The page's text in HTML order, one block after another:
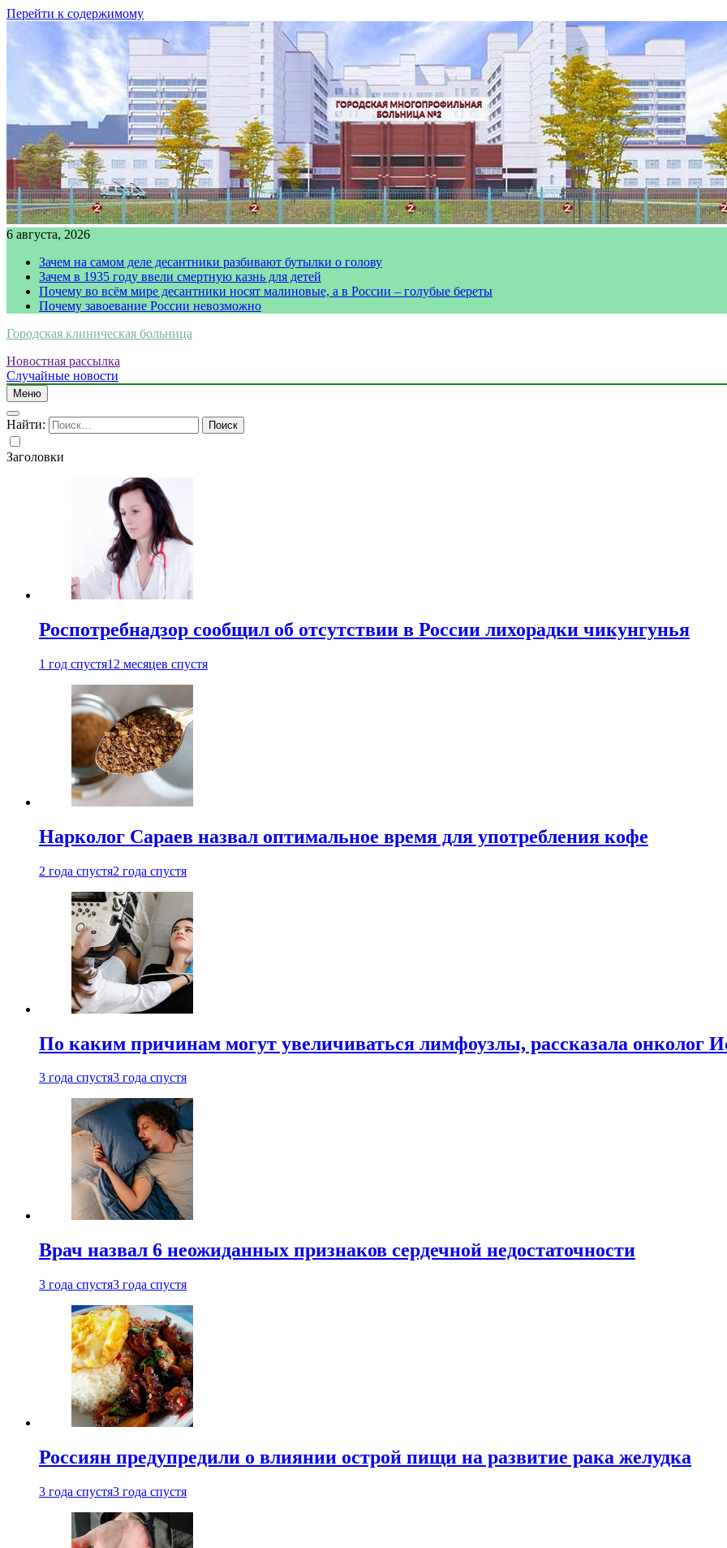
Перейти к содержимому
6 августа, 2026
Зачем на самом деле десантники разбивают бутылки о голову
Зачем в 1935 году ввели смертную казнь для детей
Почему во всём мире десантники носят малиновые, а в России – голубые береты
Почему завоевание России невозможно
Городская клиническая больница
Новостная рассылка
Случайные новости
Меню
Найти:
Заголовки
Роспотребнадзор сообщил об отсутствии в России лихорадки чикунгунья
1 год спустя12 месяцев спустя
Нарколог Сараев назвал оптимальное время для употребления кофе
2 года спустя2 года спустя
По каким причинам могут увеличиваться лимфоузлы, рассказала онколог
3 года спустя3 года спустя
Врач назвал 6 неожиданных признаков сердечной недостаточности
3 года спустя3 года спустя
Россиян предупредили о влиянии острой пищи на развитие рака желудка
3 года спустя3 года спустя